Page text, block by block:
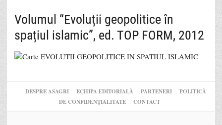
Volumul “Evoluții geopolitice în
spațiul islamic”, ed. TOP FORM, 2012
DESPRE ASAGRI ECHIPA EDITORIALĂ PARTENERI
POLITICĂ
DE CONFIDENȚIALITATE
CONTACT